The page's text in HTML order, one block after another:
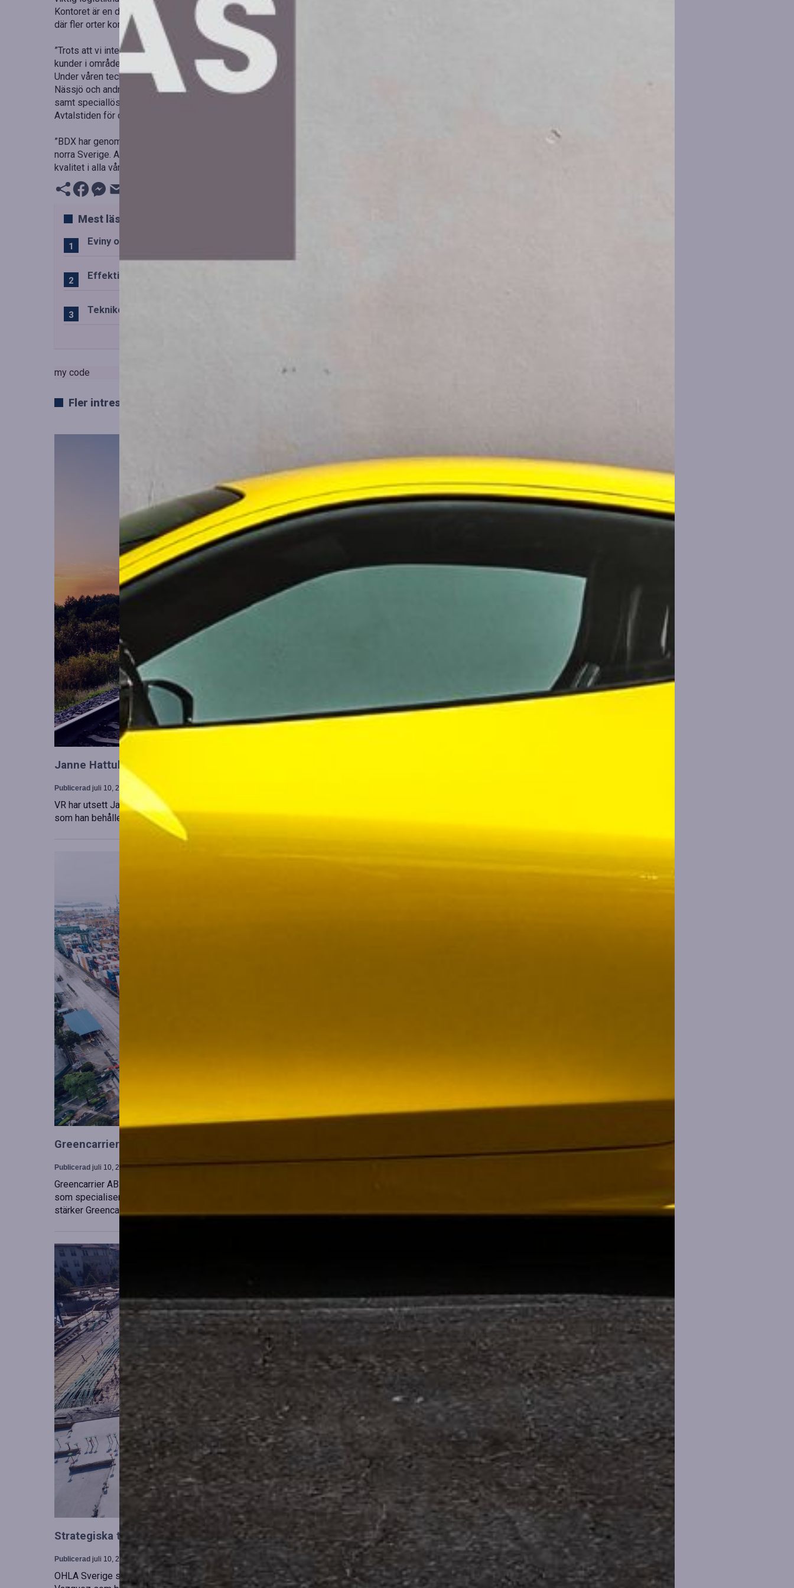
Kontoret är en del av BDX:s större strategi att erbjuda effektiva logistiklösningar över hela Sverige,
där fler orter kommer att ingå i logistikkedjan.
”Trots att vi inte har öppnat kontoret ännu har vi redan nu märkt av ett intresse från flera potentiella
kunder i området. Dessutom kan vi ge våra befintliga kunder ännu bättre service,” säger han.
Under våren tecknade BDX Företagen AB ett logistikavtal med Trafikverket, baserat på lagret i
Nässjö och andra depåer runt om i Sverige. Uppdraget omfattar transporter av stycke- och partigods
samt speciallösningar inom logistik till hela Sverige.
Avtalstiden för detta uppdrag är tre år med möjlighet till ett extra år.
”BDX har genom åren haft flera stora uppdrag inom drift och underhåll för Trafikverket, framför allt i
norra Sverige. Att vi nu även får förtroendet i ett stort logistikuppdrag visar på att vi håller en hög
kvalitet i alla våra affärsverksamheter,” avslutar hon.
Mest lästa
Eviny och Statkraft förenar snabbladdningstjänster i Norden
Effektiv drift av trafiktekniska system i Sverige
Teknikens roll i den svenska spelupplevelsen
my code
Fler intressanta artiklar
Janne Hattula tillträder som ny ledare för VR City Traffic i Sverige och Finland
Publicerad juli 10, 2026
VR har utsett Janne Hattula att leda verksamheten för upphandlad kollektivtrafik i Sverige, samtidigt
som han behåller sitt ansvar i Finland. Detta sker i kölvattnet av Johan Oscarssons avsked från…
Greencarrier utökar sin verksamhet genom förvärv av Containerhandel CARU
Publicerad juli 10, 2026
Greencarrier AB har förvärvat en majoritetsandel i Containerhandel CARU AB, ett svenskt företag
som specialiserar sig på försäljning, uthyrning och skräddarsydda containerlösningar. Detta förvärv
stärker Greencarriers ställning inom containersektorn och…
Strategiska tillskott till OHLA Sveriges ledning
Publicerad juli 10, 2026
OHLA Sverige stärker sin ledningsgrupp genom att anställa Malin Bergman som HR-chef och María